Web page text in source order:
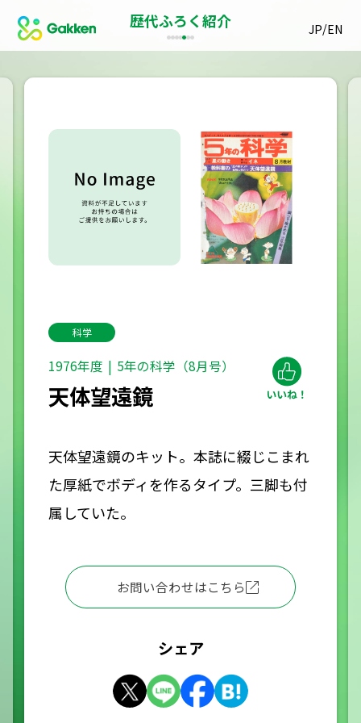
JP/EN
歴代ふろく紹介
科学
1976年度 5年の科学（8月号）
天体望遠鏡
天体望遠鏡のキット。本誌に綴じこまれ
た厚紙でボディを作るタイプ。三脚も付
属していた。
お問い合わせはこちら
シェア